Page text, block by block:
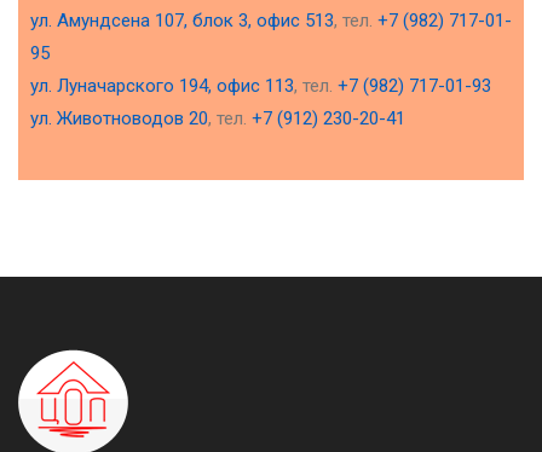
ул. Амундсена 107, блок 3, офис 513, тел. +7 (982) 717-01-
95
ул. Луначарского 194, офис 113, тел. +7 (982) 717-01-93
ул. Животноводов 20, тел. +7 (912) 230-20-41